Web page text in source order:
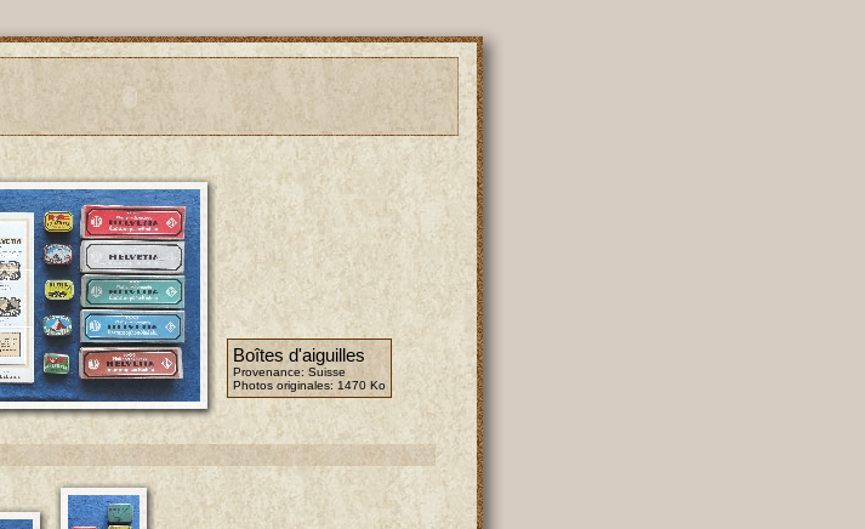
Boîtes d'aiguilles
Provenance: Suisse
Photos originales: 1470 Ko